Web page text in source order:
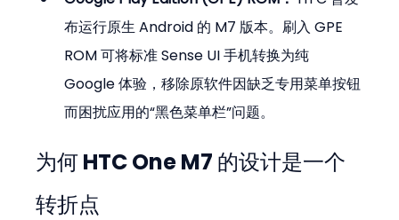
布运行原生 Android 的 M7 版本。刷入 GPE
ROM 可将标准 Sense UI 手机转换为纯
Google 体验，移除原软件因缺乏专用菜单按钮
而困扰应用的“黑色菜单栏”问题。
为何 HTC One M7 的设计是一个
转折点